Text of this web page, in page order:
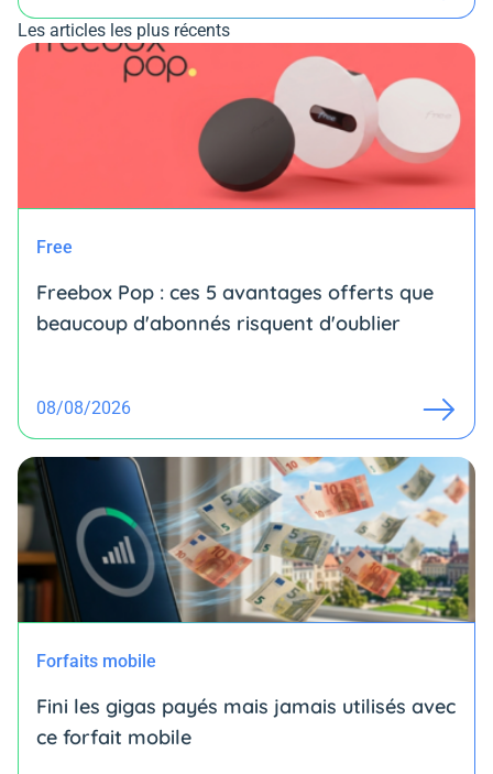
Les articles les plus récents
Free
Freebox Pop : ces 5 avantages offerts que
beaucoup d'abonnés risquent d'oublier
08/08/2026
Forfaits mobile
Fini les gigas payés mais jamais utilisés avec
ce forfait mobile